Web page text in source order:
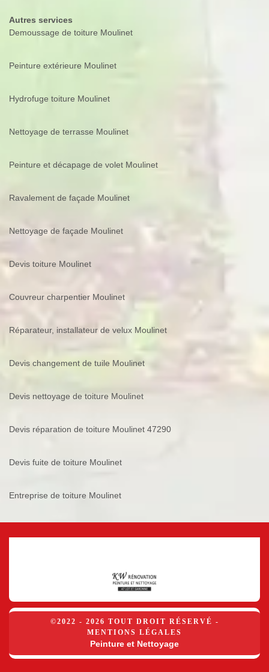
Autres services
Demoussage de toiture Moulinet
Peinture extérieure Moulinet
Hydrofuge toiture Moulinet
Nettoyage de terrasse Moulinet
Peinture et décapage de volet Moulinet
Ravalement de façade Moulinet
Nettoyage de façade Moulinet
Devis toiture Moulinet
Couvreur charpentier Moulinet
Réparateur, installateur de velux Moulinet
Devis changement de tuile Moulinet
Devis nettoyage de toiture Moulinet
Devis réparation de toiture Moulinet 47290
Devis fuite de toiture Moulinet
Entreprise de toiture Moulinet
©2022 - 2026 TOUT DROIT RÉSERVÉ -
MENTIONS LÉGALES
Peinture et Nettoyage